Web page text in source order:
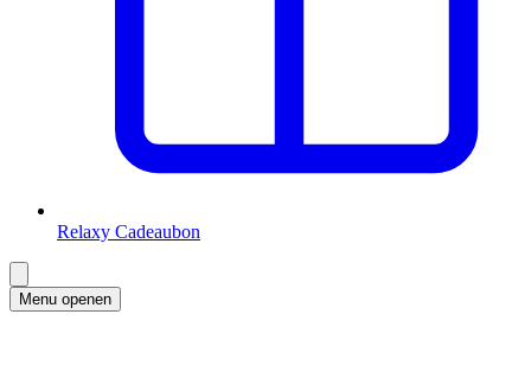
Relaxy Cadeaubon
Menu openen